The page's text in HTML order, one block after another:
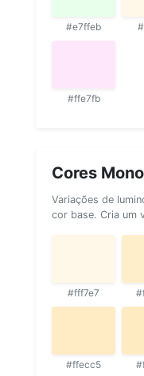
#e7ffeb
#ffe7fb
Cores
Variações de
cor base. Cria um
#fff7e7
#ffecc5